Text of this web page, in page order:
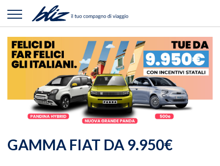
GAMMA FIAT DA 9.950€